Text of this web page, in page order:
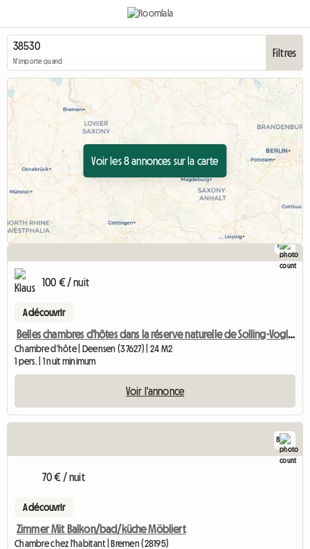
N'importe quand
Filtres
Voir les 8 annonces sur la carte
7
100 € / nuit
A découvrir
Belles chambres d'hôtes dans la réserve naturelle de Solling-Vogler
Chambre d'hôte | Deensen (37627) | 24 M2
1 pers. | 1 nuit minimum
Voir l'annonce
8
70 € / nuit
A découvrir
Zimmer Mit Balkon/bad/küche Möbliert
Chambre chez l'habitant | Bremen (28195)